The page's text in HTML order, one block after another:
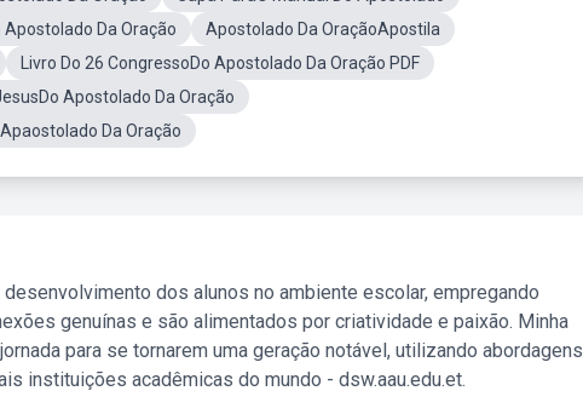
Apostolado Da Oração
Apostolado Da OraçãoApostila
Livro Do 26 CongressoDo Apostolado Da Oração PDF
Apostolado Da Oração
Da Oração
dos alunos no ambiente escolar, empregando
genuínas e são alimentados por criatividade e paixão. Minha
para se tornarem uma geração notável, utilizando abordagens
instituições acadêmicas do mundo - dsw.aau.edu.et.